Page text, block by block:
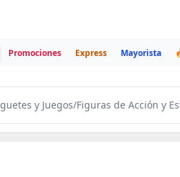
Promociones Express Mayorista
y Juegos/Figuras de Acción y